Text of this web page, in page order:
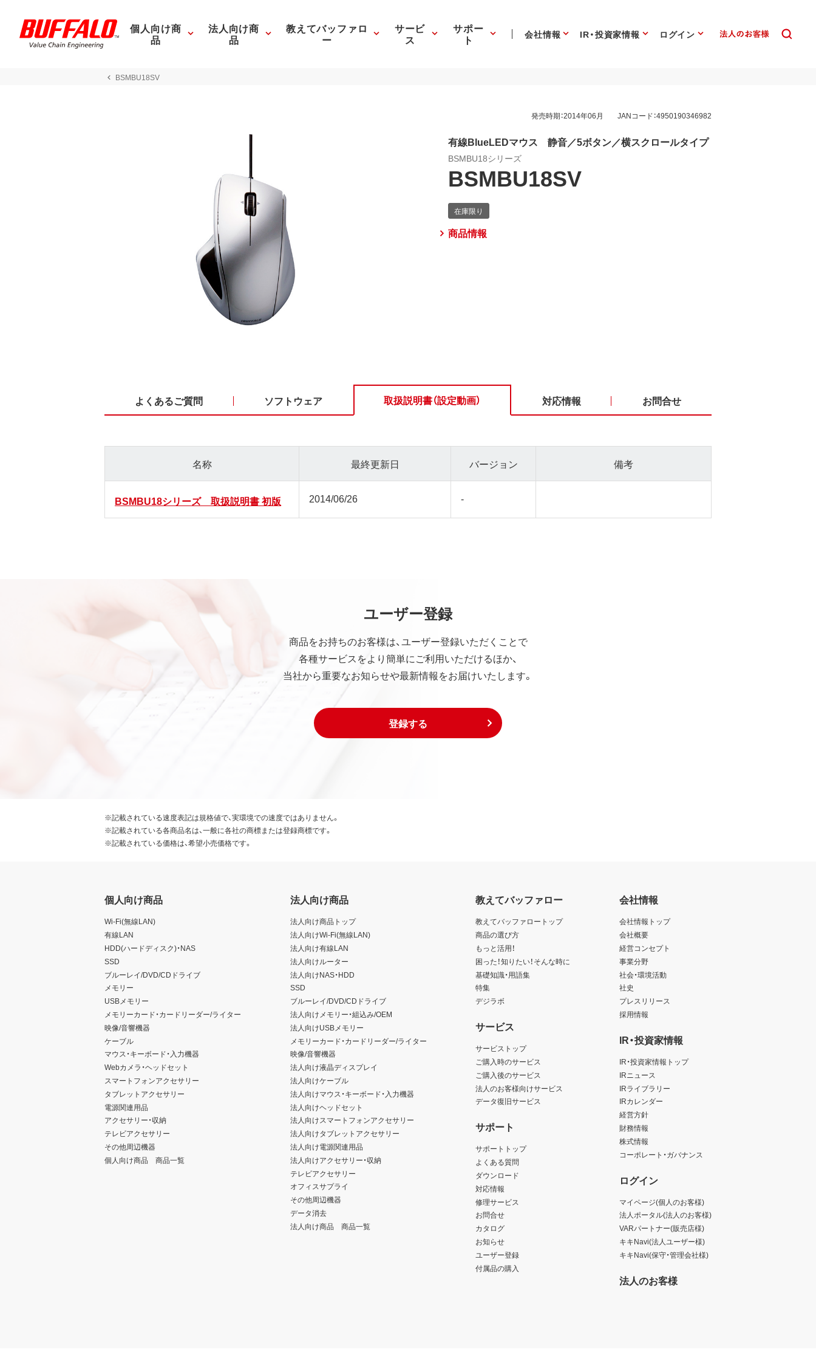
個人向け商
品
法人向け商
品
教えてバッファロ
ー
サービ
ス
サポー
ト 会社情報 IR・投資家情報 ログイン
BSMBU18SV
発売時期：2014年06月 JANコード：4950190346982
有線BlueLEDマウス 静音／5ボタン／横スクロールタイプ
BSMBU18シリーズ
BSMBU18SV
商品情報
よくあるご質問 ソフトウェア 取扱説明書（設定動画） 対応情報 お問合せ
名称 最終更新日 バージョン 備考
BSMBU18シリーズ 取扱説明書 初版 2014/06/26 -
ユーザー登録
商品をお持ちのお客様は、ユーザー登録いただくことで
各種サービスをより簡単にご利用いただけるほか、
当社から重要なお知らせや最新情報をお届けいたします。
登録する
※記載されている速度表記は規格値で、実環境での速度ではありません。
※記載されている各商品名は、一般に各社の商標または登録商標です。
※記載されている価格は、希望小売価格です。
個人向け商品
Wi-Fi(無線LAN)
有線LAN
HDD(ハードディスク)・NAS
SSD
ブルーレイ/DVD/CDドライブ
メモリー
USBメモリー
メモリーカード・カードリーダー/ライター
映像/音響機器
ケーブル
マウス・キーボード・入力機器
Webカメラ・ヘッドセット
スマートフォンアクセサリー
タブレットアクセサリー
電源関連用品
アクセサリー・収納
テレビアクセサリー
その他周辺機器
個人向け商品 商品一覧
法人向け商品
法人向け商品トップ
法人向けWi-Fi(無線LAN)
法人向け有線LAN
法人向けルーター
法人向けNAS・HDD
SSD
ブルーレイ/DVD/CDドライブ
法人向けメモリー・組込み/OEM
法人向けUSBメモリー
メモリーカード・カードリーダー/ライター
映像/音響機器
法人向け液晶ディスプレイ
法人向けケーブル
法人向けマウス・キーボード・入力機器
法人向けヘッドセット
法人向けスマートフォンアクセサリー
法人向けタブレットアクセサリー
法人向け電源関連用品
法人向けアクセサリー・収納
テレビアクセサリー
オフィスサプライ
その他周辺機器
データ消去
法人向け商品 商品一覧
教えてバッファロー
教えてバッファロートップ
商品の選び方
もっと活用！
困った！知りたい！そんな時に
基礎知識・用語集
特集
デジラボ
サービス
サービストップ
ご購入時のサービス
ご購入後のサービス
法人のお客様向けサービス
データ復旧サービス
サポート
サポートトップ
よくある質問
ダウンロード
対応情報
修理サービス
お問合せ
カタログ
お知らせ
ユーザー登録
付属品の購入
会社情報
会社情報トップ
会社概要
経営コンセプト
事業分野
社会・環境活動
社史
プレスリリース
採用情報
IR・投資家情報
IR・投資家情報トップ
IRニュース
IRライブラリー
IRカレンダー
経営方針
財務情報
株式情報
コーポレート・ガバナンス
ログイン
マイページ(個人のお客様)
法人ポータル(法人のお客様)
VARパートナー(販売店様)
キキNavi(法人ユーザー様)
キキNavi(保守・管理会社様)
法人のお客様